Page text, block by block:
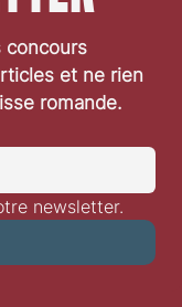
concours
et ne rien
romande.
newsletter.